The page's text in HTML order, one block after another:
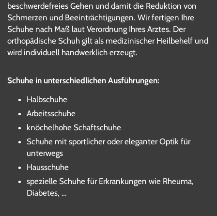
beschwerdefreies Gehen und damit die Reduktion von
Schmerzen und Beeinträchtigungen. Wir fertigen Ihre
Schuhe nach Maß laut Verordnung Ihres Arztes. Der
orthopädische Schuh gilt als medizinischer Heilbehelf und
wird individuell handwerklich erzeugt.
Schuhe in unterschiedlichen Ausführungen:
Halbschuhe
Arbeitsschuhe
knöchelhohe Schaftschuhe
Schuhe mit sportlicher oder eleganter Optik für
unterwegs
Hausschuhe
spezielle Schuhe für Erkrankungen wie Rheuma,
Diabetes, …